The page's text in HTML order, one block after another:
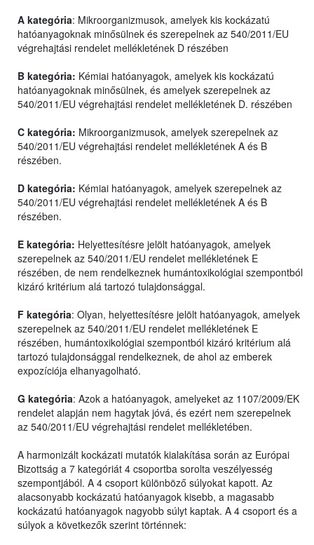
A kategória: Mikroorganizmusok, amelyek kis kockázatú
hatóanyagoknak minősülnek és szerepelnek az 540/2011/EU
végrehajtási rendelet mellékletének D részében
B kategória: Kémiai hatóanyagok, amelyek kis kockázatú
hatóanyagoknak minősülnek, és amelyek szerepelnek az
540/2011/EU végrehajtási rendelet mellékletének D. részében
C kategória: Mikroorganizmusok, amelyek szerepelnek az
540/2011/EU végrehajtási rendelet mellékletének A és B
részében.
D kategória: Kémiai hatóanyagok, amelyek szerepelnek az
540/2011/EU végrehajtási rendelet mellékletének A és B
részében.
E kategória: Helyettesítésre jelölt hatóanyagok, amelyek
szerepelnek az 540/2011/EU rendelet mellékletének E
részében, de nem rendelkeznek humántoxikológiai szempontból
kizáró kritérium alá tartozó tulajdonsággal.
F kategória: Olyan, helyettesítésre jelölt hatóanyagok, amelyek
szerepelnek az 540/2011/EU rendelet mellékletének E
részében, humántoxikológiai szempontból kizáró kritérium alá
tartozó tulajdonsággal rendelkeznek, de ahol az emberek
expozíciója elhanyagolható.
G kategória: Azok a hatóanyagok, amelyeket az 1107/2009/EK
rendelet alapján nem hagytak jóvá, és ezért nem szerepelnek
az 540/2011/EU végrehajtási rendelet mellékletében.
A harmonizált kockázati mutatók kialakítása során az Európai
Bizottság a 7 kategóriát 4 csoportba sorolta veszélyesség
szempontjából. A 4 csoport különböző súlyokat kapott. Az
alacsonyabb kockázatú hatóanyagok kisebb, a magasabb
kockázatú hatóanyagok nagyobb súlyt kaptak. A 4 csoport és a
súlyok a következők szerint történnek: